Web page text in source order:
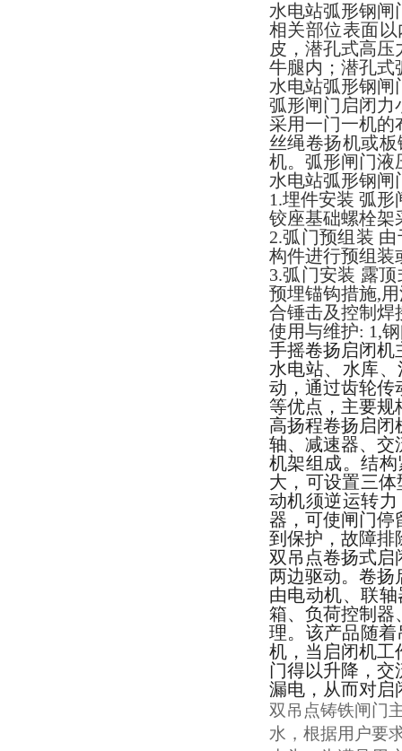
水电站弧形钢闸
相关部位表面
皮，潜孔式高
牛腿内；潜孔式
水电站弧形钢闸
弧形闸门启闭力
采用一门一机的
丝绳卷扬机或
机。弧形闸门液
水电站弧形钢闸
1.埋件安装 弧
铰座基础螺栓架
2.弧门预组装
构件进行预组装
3.弧门安装 露
预埋锚钩措施,
合锤击及控制焊
使用与维护: 1,
手摇卷扬启闭机
水电站、水库
动，通过齿轮传
等优点，主要规
高扬程卷扬启闭
轴、减速器、交
机架组成。结
大，可设置三
动机须逆运转
器，可使闸门停
到保护，故障排
双吊点卷扬式启
两边驱动。卷扬
由电动机、联
箱、负荷控制器
理。该产品随
机，当启闭机工
门得以升降，交
漏电，从而对启
双吊点铸铁闸门
水，根据用户要